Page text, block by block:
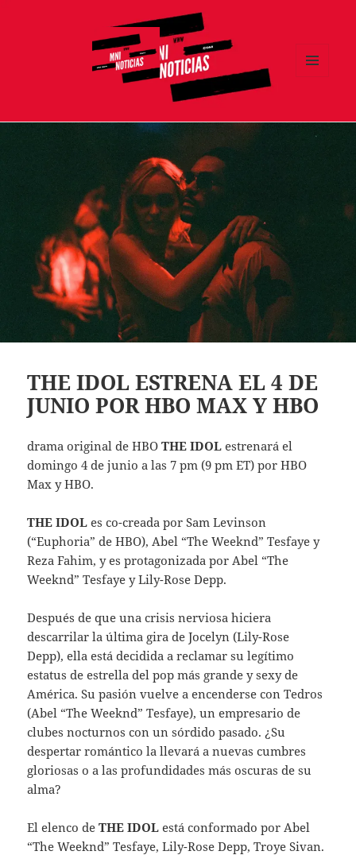
THE IDOL ESTRENA EL 4 DE
JUNIO POR HBO MAX Y HBO
drama original de HBOTHE IDOLestrenará el
domingo 4 de junio a las 7 pm (9 pm ET) por HBO
Max y HBO.
THE IDOL es co-creada por Sam Levinson
(“Euphoria” de HBO), Abel “The Weeknd” Tesfaye y
Reza Fahim, y es protagonizada por Abel “The
Weeknd” Tesfaye y Lily-Rose Depp.
Después de que una crisis nerviosa hiciera
descarrilar la última gira de Jocelyn (Lily-Rose
Depp), ella está decidida a reclamar su legítimo
estatus de estrella del pop más grande y sexy de
América. Su pasión vuelve a encenderse con Tedros
(Abel “The Weeknd” Tesfaye), un empresario de
clubes nocturnos con un sórdido pasado. ¿Su
despertar romántico la llevará a nuevas cumbres
gloriosas o a las profundidades más oscuras de su
alma?
El elenco deTHE IDOL está conformado por Abel
“The Weeknd” Tesfaye, Lily-Rose Depp, Troye Sivan.